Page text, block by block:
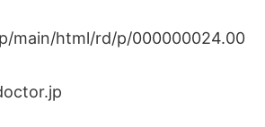
main/html/rd/p/000000024.00